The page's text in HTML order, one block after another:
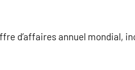
d’affaires annuel mondial,